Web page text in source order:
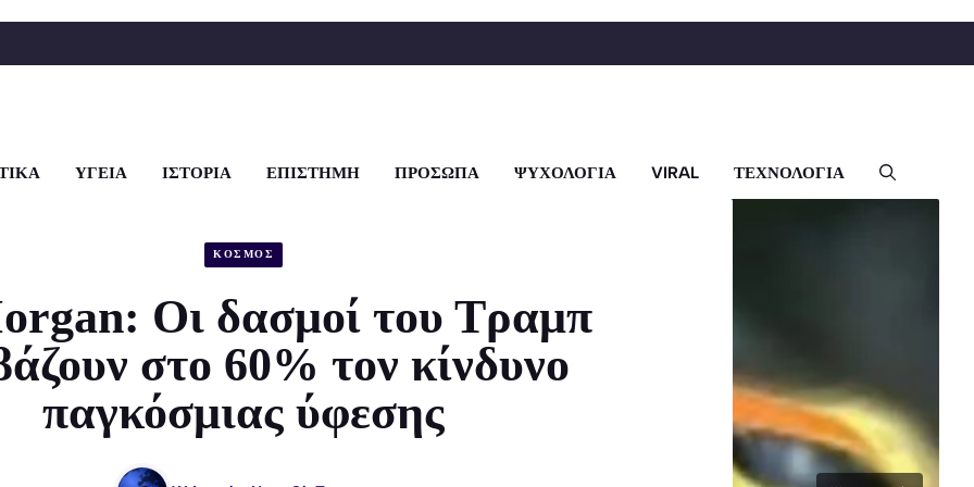
ΥΓΕΙΑ ΙΣΤΟΡΙΑ ΕΠΙΣΤΗΜΗ ΠΡΟΣΩΠΑ ΨΥΧΟΛΟΓΙΑ VIRAL ΤΕΧΝΟΛΟΓΙΑ
ΚΟΣΜΟΣ
Οι δασμοί του Τραμπ
στο 60% τον κίνδυνο
παγκόσμιας ύφεσης